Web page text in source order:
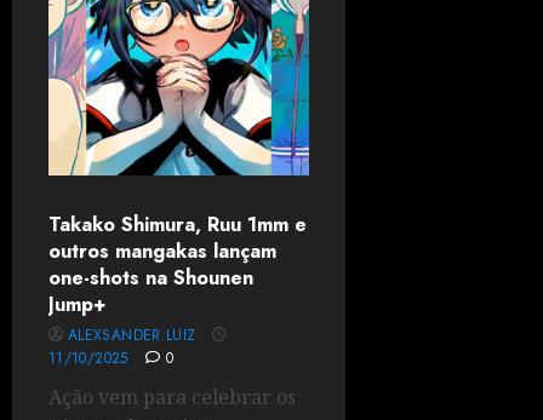
Takako Shimura, Ruu 1mm e
outros mangakas lançam
one-shots na Shounen
Jump+
ALEXSANDER LUIZ
11/10/2025
0
Ação vem para celebrar os